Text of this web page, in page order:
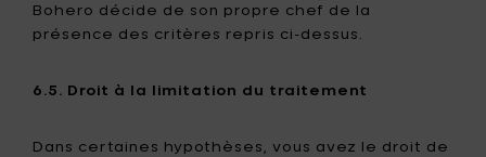
Bohero décide de son propre chef de la
présence des critères repris ci-dessus.
6.5. Droit à la limitation du traitement
Dans certaines hypothèses, vous avez le droit de